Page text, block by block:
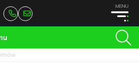
MENU